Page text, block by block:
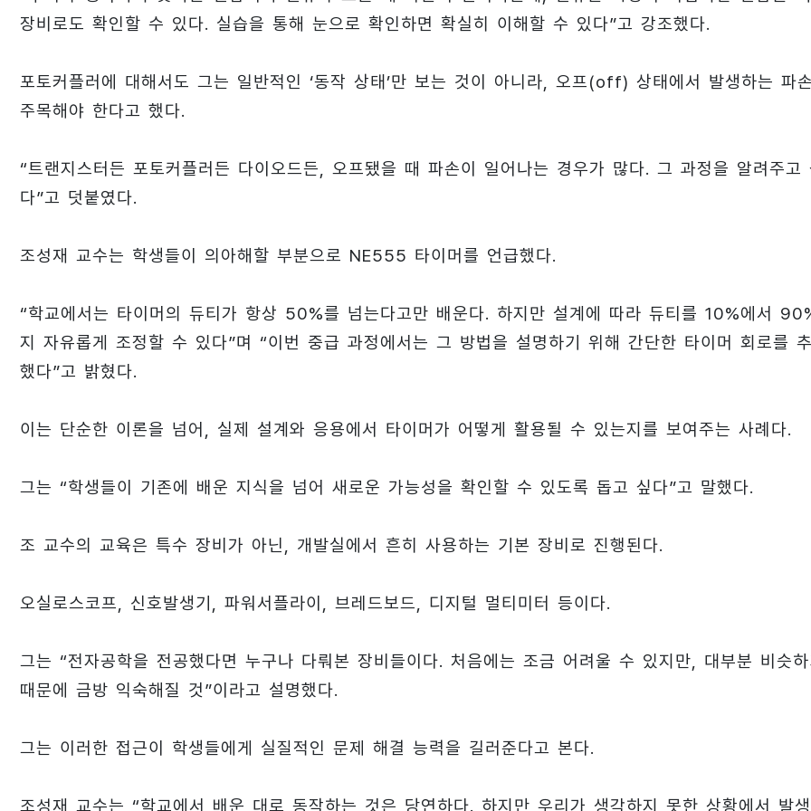
장비로도 확인할 수 있다. 실습을 통해 눈으로 확인하면 확실히 이해할 수 있다”고 강조했다.
포토커플러에 대해서도 그는 일반적인 ‘동작 상태’만 보는 것이 아니라, 오프(off) 상태에서 발생하는 파
주목해야 한다고 했다.
“트랜지스터든 포토커플러든 다이오드든, 오프됐을 때 파손이 일어나는 경우가 많다. 그 과정을 알려주고
다”고 덧붙였다.
조성재 교수는 학생들이 의아해할 부분으로 NE555 타이머를 언급했다.
“학교에서는 타이머의 듀티가 항상 50%를 넘는다고만 배운다. 하지만 설계에 따라 듀티를 10%에서
지 자유롭게 조정할 수 있다”며 “이번 중급 과정에서는 그 방법을 설명하기 위해 간단한 타이머 회로를
했다”고 밝혔다.
이는 단순한 이론을 넘어, 실제 설계와 응용에서 타이머가 어떻게 활용될 수 있는지를 보여주는 사례다.
그는 “학생들이 기존에 배운 지식을 넘어 새로운 가능성을 확인할 수 있도록 돕고 싶다”고 말했다.
조 교수의 교육은 특수 장비가 아닌, 개발실에서 흔히 사용하는 기본 장비로 진행된다.
오실로스코프, 신호발생기, 파워서플라이, 브레드보드, 디지털 멀티미터 등이다.
그는 “전자공학을 전공했다면 누구나 다뤄본 장비들이다. 처음에는 조금 어려울 수 있지만, 대부분 비슷하
때문에 금방 익숙해질 것”이라고 설명했다.
그는 이러한 접근이 학생들에게 실질적인 문제 해결 능력을 길러준다고 본다.
조성재 교수는 “학교에서 배운 대로 동작하는 것은 당연하다. 하지만 우리가 생각하지 못한 상황에서 발